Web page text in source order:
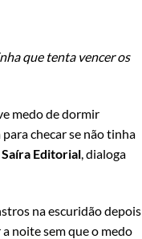
que tenta vencer os
medo de dormir
checar se não tinha
Saíra Editorial, dialoga
na escuridão depois
noite sem que o medo